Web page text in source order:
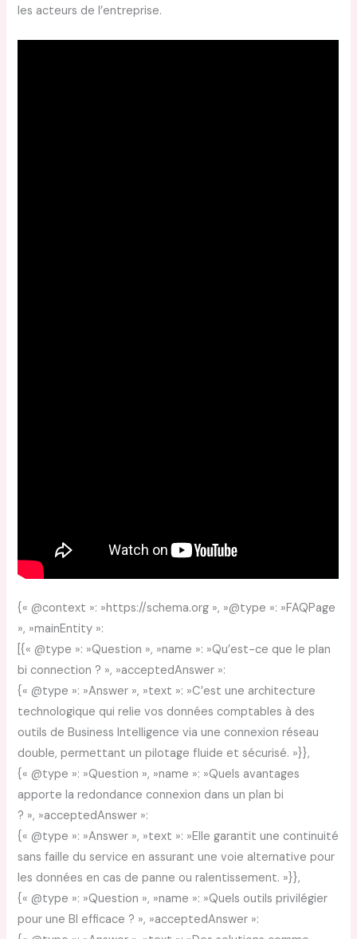
les acteurs de l’entreprise.
{« @context »: »https://schema.org », »@type »: »FAQPage
», »mainEntity »:
[{« @type »: »Question », »name »: »Qu’est-ce que le plan
bi connection ? », »acceptedAnswer »:
{« @type »: »Answer », »text »: »C’est une architecture
technologique qui relie vos données comptables à des
outils de Business Intelligence via une connexion réseau
double, permettant un pilotage fluide et sécurisé. »}},
{« @type »: »Question », »name »: »Quels avantages
apporte la redondance connexion dans un plan bi
? », »acceptedAnswer »:
{« @type »: »Answer », »text »: »Elle garantit une continuité
sans faille du service en assurant une voie alternative pour
les données en cas de panne ou ralentissement. »}},
{« @type »: »Question », »name »: »Quels outils privilégier
pour une BI efficace ? », »acceptedAnswer »: